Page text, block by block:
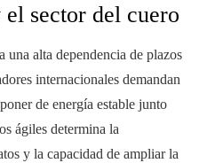
sector del cuero
una alta dependencia de plazos
internacionales demandan
de energía estable junto
ágiles determina la
y la capacidad de ampliar la